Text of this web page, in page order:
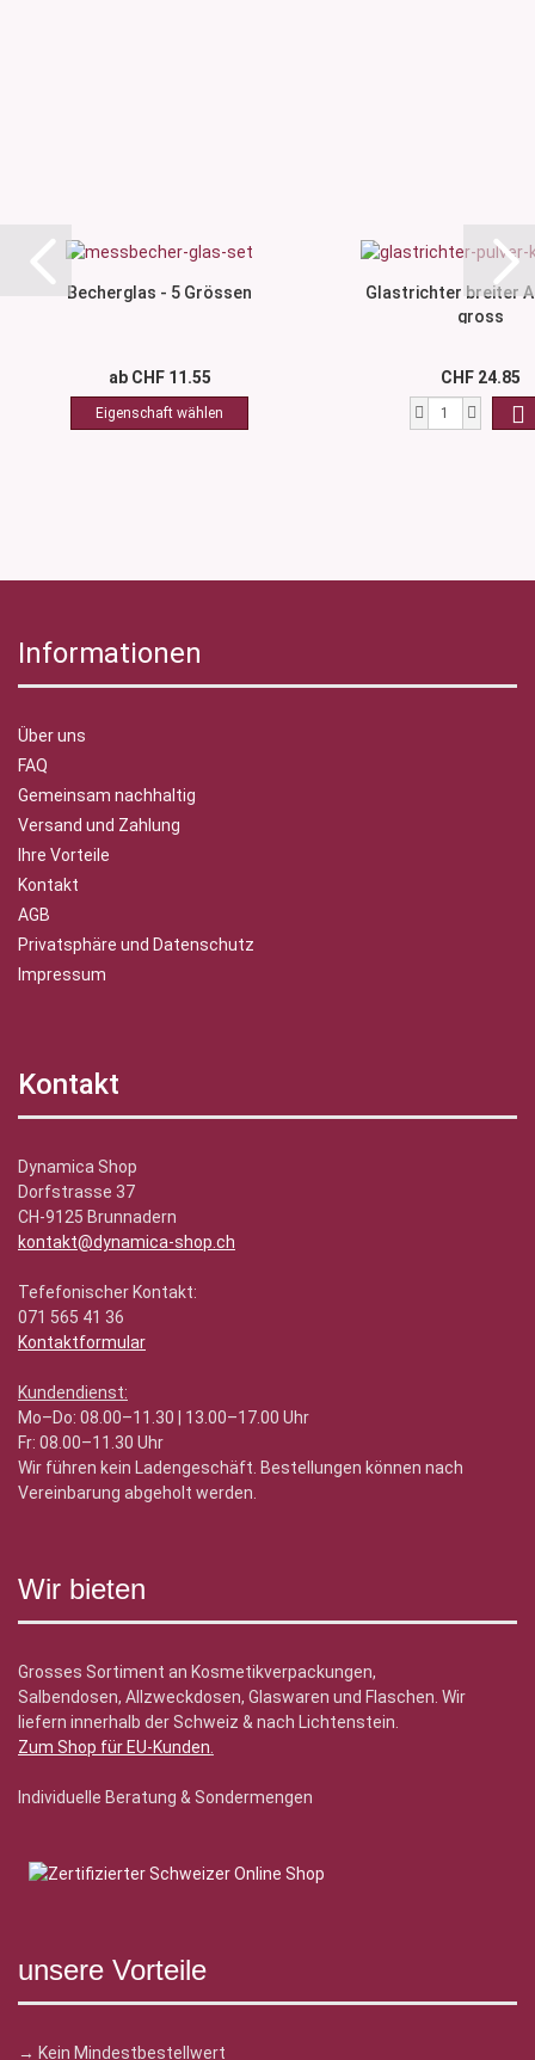
Becherglas - 5 Grössen
ab CHF 11.55
Glastrichter breiter
gross
CHF 24.85
Informationen
Über uns
FAQ
Gemeinsam nachhaltig
Versand und Zahlung
Ihre Vorteile
Kontakt
AGB
Privatsphäre und Datenschutz
Impressum
Kontakt
Dynamica Shop
Dorfstrasse 37
CH-9125 Brunnadern
kontakt@dynamica-shop.ch
Tefefonischer Kontakt:
071 565 41 36
Kontaktformular
Kundendienst:
Mo–Do: 08.00–11.30 | 13.00–17.00 Uhr
Fr: 08.00–11.30 Uhr
Wir führen kein Ladengeschäft. Bestellungen können nach
Vereinbarung abgeholt werden.
Wir bieten
Grosses Sortiment an Kosmetikverpackungen,
Salbendosen, Allzweckdosen, Glaswaren und Flaschen. Wir
liefern innerhalb der Schweiz & nach Lichtenstein.
Zum Shop für EU-Kunden.
Individuelle Beratung & Sondermengen
unsere Vorteile
→ Kein Mindestbestellwert